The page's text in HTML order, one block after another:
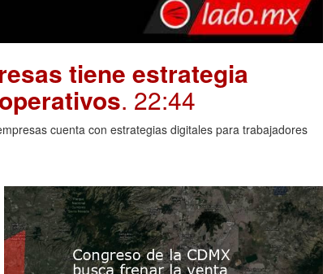
tiene estrategia
. 22:44
cuenta con estrategias digitales para trabajadores